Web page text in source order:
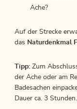
Ache?
Auf der Strecke
das Naturdenkmal
Tipp: Zum
der Ache oder am
Badesachen
Dauer ca. 3 Stunden.